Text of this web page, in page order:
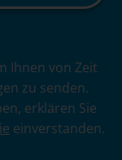
Ihnen von Zeit
zu senden.
erklären Sie
einverstanden.